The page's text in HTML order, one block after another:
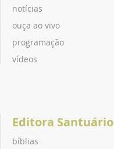
notícias
ouça ao vivo
programação
vídeos
Editora Santuário
bíblias